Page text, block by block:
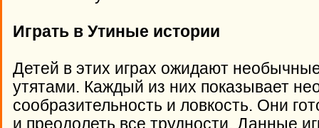
Играть в Утиные истории
Детей в этих играх ожидают
утятами. Каждый из них показывает
сообразительность и ловкость. Они
и преодолеть все трудности. Данные